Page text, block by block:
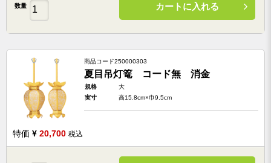
数量 カートに入れる
商品コード250000303
夏目吊灯篭 コード無 消金
規格
大
実寸
高15.8cm×巾9.5cm
特価 ¥ 20,700 税込